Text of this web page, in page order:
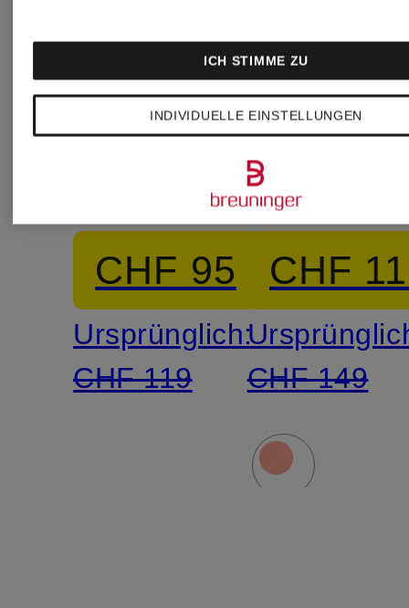
DRYKORN
Bluse
CORAMY
CHF 95
Ursprünglich:
CHF 119
aus
Satin
CHF
CHF 149
INDIVIDUELLE EINSTELLUNGEN
ICH STIMME ZU